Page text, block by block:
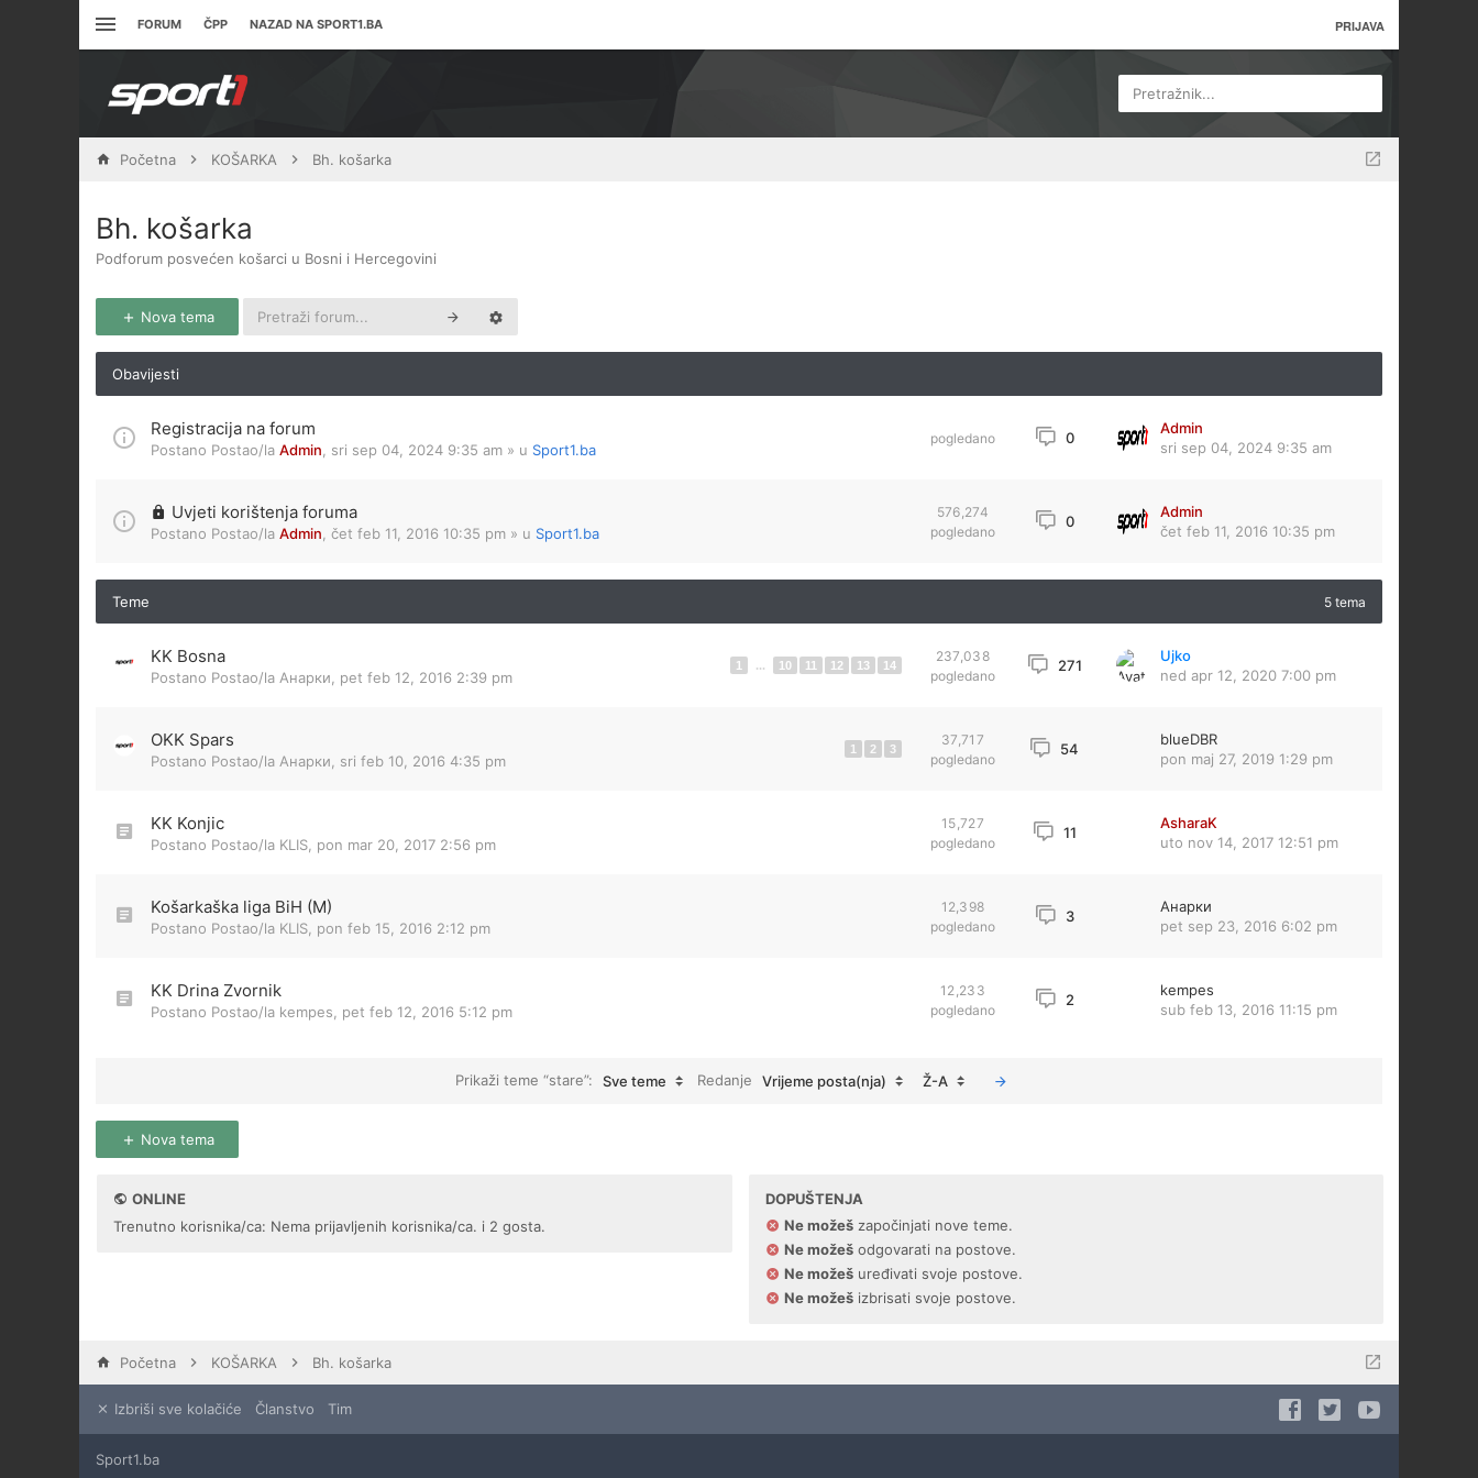
FORUM ČPP NAZAD NA SPORT1.BA PRIJAVA
Pretražnik...
Početna KOŠARKA Bh. košarka
Bh. košarka
Podforum posvećen košarci u Bosni i Hercegovini
Nova tema
Obavijesti
Registracija na forum
Postano Postao/la Admin sri sep 04, 2024 9:35 am » u Sport1.ba
pogledano 0
Admin
sri sep 04, 2024 9:35 am
Uvjeti korištenja foruma
Postano Postao/la Admin čet feb 11, 2016 10:35 pm » u Sport1.ba
576,274
pogledano
0
Admin
čet feb 11, 2016 10:35 pm
Teme 5 tema
KK Bosna
Postano Postao/la Анарки pet feb 12, 2016 2:39 pm
1 ... 10 11 12 13 14
237,038
pogledano
271
Ujko
ned apr 12, 2020 7:00 pm
OKK Spars
Postano Postao/la Анарки sri feb 10, 2016 4:35 pm
1 2 3
37,717
pogledano
54
blueDBR
pon maj 27, 2019 1:29 pm
KK Konjic
Postano Postao/la KLIS pon mar 20, 2017 2:56 pm
15,727
pogledano
11
AsharaK
uto nov 14, 2017 12:51 pm
Košarkaška liga BiH (M)
Postano Postao/la KLIS pon feb 15, 2016 2:12 pm
12,398
pogledano
3
Анарки
pet sep 23, 2016 6:02 pm
KK Drina Zvornik
Postano Postao/la kempes pet feb 12, 2016 5:12 pm
12,233
pogledano
2
kempes
sub feb 13, 2016 11:15 pm
Prikaži teme “stare”: Sve teme Redanje Vrijeme posta(nja) Ž-A
Nova tema
ONLINE
Trenutno korisnika/ca: Nema prijavljenih korisnika/ca. i 2 gosta.
DOPUŠTENJA
Ne možešzapočinjati nove teme.
Ne možešodgovarati na postove.
Ne možešuređivati svoje postove.
Ne možešizbrisati svoje postove.
Početna KOŠARKA Bh. košarka
Izbriši sve kolačiće Članstvo Tim
Sport1.ba